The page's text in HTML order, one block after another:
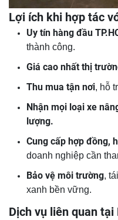
Lợi ích khi hợp tác
Uy tín hàng đầu
thành công.
Giá cao nhất thị
Thu mua tận nơi, hỗ
Nhận mọi loại xe
lượng.
Cung cấp hợp đồng,
doanh nghiệp cần
Bảo vệ môi trường,
xanh bền vững.
Dịch vụ liên quan